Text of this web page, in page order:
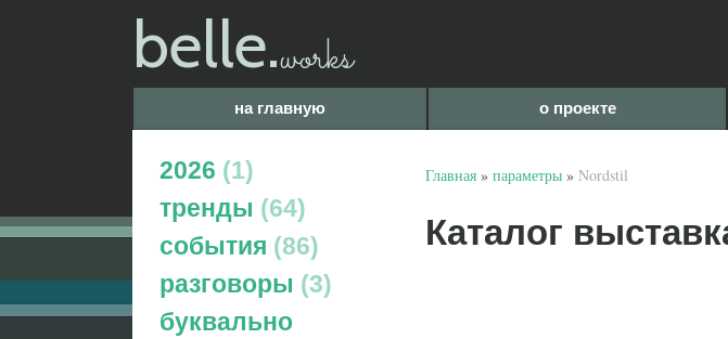
belle.works
на главную о проекте
2026
1
тренды
64
события
86
разговоры
3
буквально
Главная » параметры » Nordstil
Каталог